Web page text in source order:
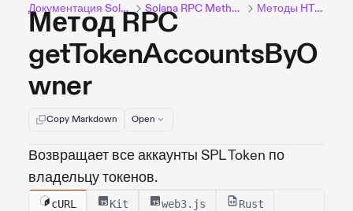
Документация Solana Solana RPC Methods Методы HTTP
Метод RPC
getTokenAccountsByO
wner
Copy Markdown Open
Возвращает все аккаунты SPL Token по
владельцу токенов.
cURL Kit web3.js Rust